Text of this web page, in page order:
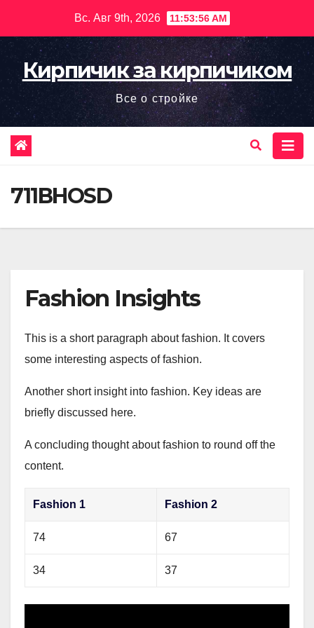
содержимому
Вс. Авг 9th, 2026 11:53:57 AM
Кирпичик за кирпичиком
Все о стройке
711BHOSD
Fashion Insights
This is a short paragraph about fashion. It covers
some interesting aspects of fashion.
Another short insight into fashion. Key ideas are
briefly discussed here.
A concluding thought about fashion to round off the
content.
Fashion 1 Fashion 2
74 67
34 37